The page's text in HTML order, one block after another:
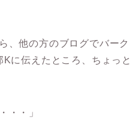
、他の方のブログでバーク
に伝えたところ、ちょっと
・・」